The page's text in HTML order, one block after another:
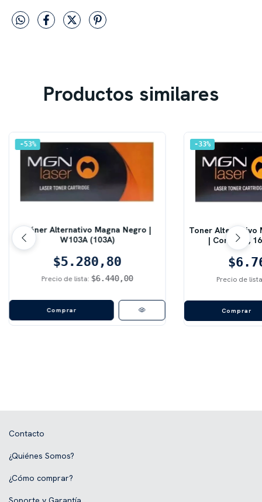
Productos similares
53%
Tóner Alternativo Magna Negro |
W103A (103A)
$5.280,80
Precio de lista: $6.440,00
Comprar
33%
Toner Alternativo
| Con Chip,
Precio de
Comprar
Contacto
¿Quiénes Somos?
¿Cómo comprar?